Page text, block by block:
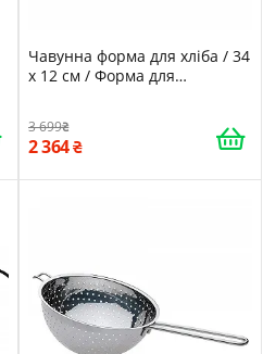
Чавунна форма для хліба / 34
x 12 см / Форма для
3 699
2 364